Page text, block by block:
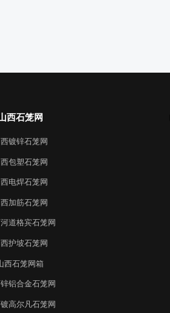
西石笼网
镀锌石笼网
包塑石笼网
电焊石笼网
加筋石笼网
道格宾石笼网
护坡石笼网
西石笼网箱
铝合金石笼网
高尔凡石笼网